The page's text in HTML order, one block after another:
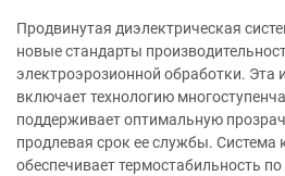
Продвинутая диэлектрическая
новые стандарты
электроэрозионной обработки. Эта
включает технологию
поддерживает оптимальную
продлевая срок ее службы. Система
обеспечивает термостабильность